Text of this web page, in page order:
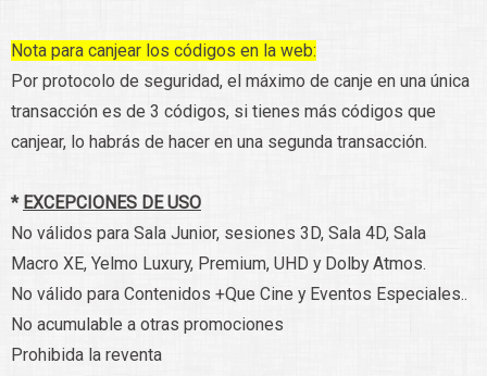
Nota para canjear los códigos en la web:
Por protocolo de seguridad, el máximo de canje en una única
transacción es de 3 códigos, si tienes más códigos que
canjear, lo habrás de hacer en una segunda transacción.
* EXCEPCIONES DE USO
No válidos para Sala Junior, sesiones 3D, Sala 4D, Sala
Macro XE, Yelmo Luxury, Premium, UHD y Dolby Atmos.
No válido para Contenidos +Que Cine y Eventos Especiales..
No acumulable a otras promociones
Prohibida la reventa